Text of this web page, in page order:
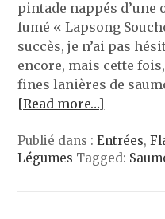
pintade nappés d’une
fumé « Lapsong
succès, je n’ai pas
encore, mais cette
fines lanières de
[Read more…]
Publié dans :Entrées,
Légumes Tagged: